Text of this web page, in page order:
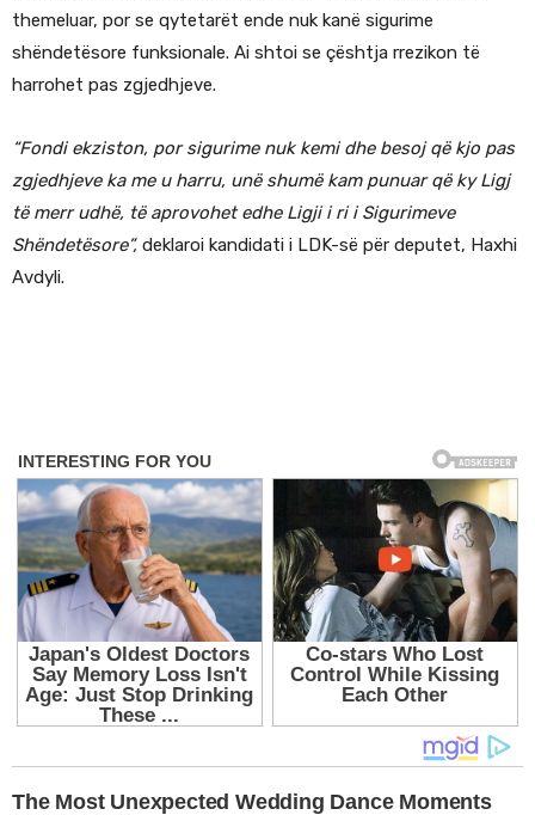
themeluar, por se qytetarët ende nuk kanë sigurime
shëndetësore funksionale. Ai shtoi se çështja rrezikon të
harrohet pas zgjedhjeve.
“Fondi ekziston, por sigurime nuk kemi dhe besoj që kjo pas
zgjedhjeve ka me u harru, unë shumë kam punuar që ky Ligj
të merr udhë, të aprovohet edhe Ligji i ri i Sigurimeve
Shëndetësore”, deklaroi kandidati i LDK-së për deputet, Haxhi
Avdyli.